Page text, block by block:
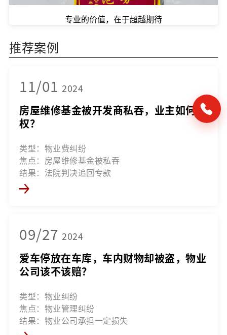
专业的价值，在于超越期待
推荐案例
11/01 2024
房屋维修基金被开发商私吞，业主如何维
权？
类型：物业费纠纷
焦点：房屋维修基金被私吞
结果：法院判决追回专款
09/27 2024
爱车停放在车库，车内财物却被盗，物业
公司该不该赔？
类型：物业纠纷
焦点：物业管理纠纷
结果：物业公司承担一定损失